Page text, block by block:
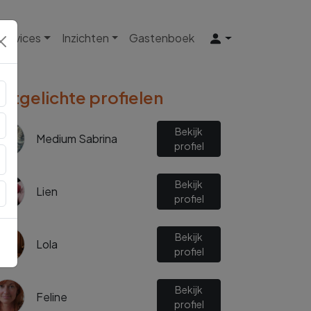
Inzichten Gastenboek
Uitgelichte profielen
Medium Sabrina
Bekijk
profiel
Lien
Bekijk
profiel
Lola
Bekijk
profiel
Feline
Bekijk
profiel